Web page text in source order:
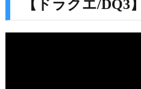
【ドラクエ/DQ3